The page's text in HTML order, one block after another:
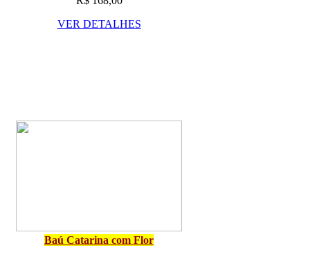
VER DETALHES
Baú Catarina com Flor